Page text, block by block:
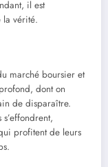
il est
la vérité.
marché boursier et
dont on
de disparaître.
profitent de leurs